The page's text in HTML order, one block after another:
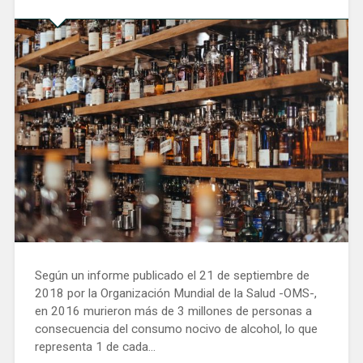
Según un informe publicado el 21 de septiembre de
2018 por la Organización Mundial de la Salud -OMS-,
en 2016 murieron más de 3 millones de personas a
consecuencia del consumo nocivo de alcohol, lo que
representa 1 de cada…